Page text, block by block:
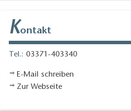
Kontakt
Tel.: 03371-403340
E-Mail schreiben
Zur Webseite